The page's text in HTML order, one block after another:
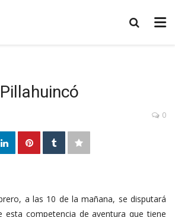
0
a las 10 de la mañana, se disputará
esta competencia de aventura que tiene